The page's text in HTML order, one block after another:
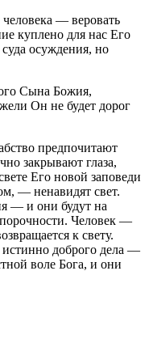
— веровать
куплено для нас Его
осуждения, но
Сына Божия,
Он не будет дорог
предпочитают
закрывают глаза,
Его новой заповеди
— ненавидят свет.
— и они будут на
Человек —
к свету.
истинно доброго дела —
воле Бога, и они